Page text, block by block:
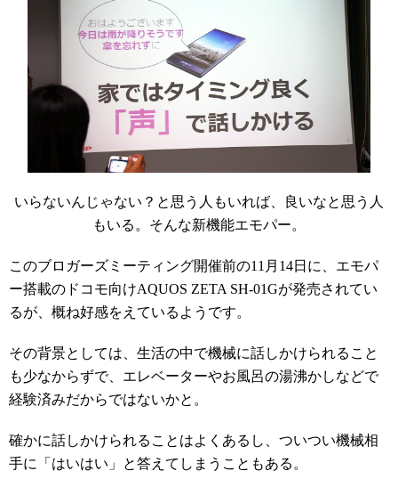
いらないんじゃない？と思う人もいれば、良いなと思う人
もいる。そんな新機能エモパー。
このブロガーズミーティング開催前の11月14日に、エモパ
ー搭載のドコモ向けAQUOS ZETA SH-01Gが発売されてい
るが、概ね好感をえているようです。
その背景としては、生活の中で機械に話しかけられること
も少なからずで、エレベーターやお風呂の湯沸かしなどで
経験済みだからではないかと。
確かに話しかけられることはよくあるし、ついつい機械相
手に「はいはい」と答えてしまうこともある。